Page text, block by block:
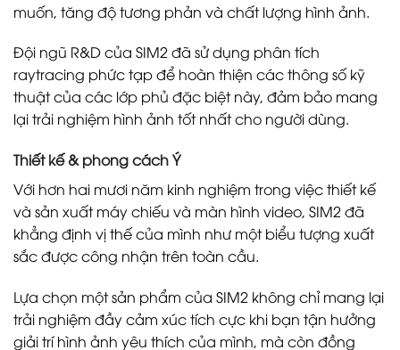
muốn, tăng độ tương phản và chất lượng hình ảnh.
Đội ngũ R&D của SIM2 đã sử dụng phân tích
raytracing phức tạp để hoàn thiện các thông số kỹ
thuật của các lớp phủ đặc biệt này, đảm bảo mang
lại trải nghiệm hình ảnh tốt nhất cho người dùng.
Thiết kế & phong cách Ý
Với hơn hai mươi năm kinh nghiệm trong việc thiết kế
và sản xuất máy chiếu và màn hình video, SIM2 đã
khẳng định vị thế của mình như một biểu tượng xuất
sắc được công nhận trên toàn cầu.
Lựa chọn một sản phẩm của SIM2 không chỉ mang lại
trải nghiệm đầy cảm xúc tích cực khi bạn tận hưởng
giải trí hình ảnh yêu thích của mình, mà còn đồng